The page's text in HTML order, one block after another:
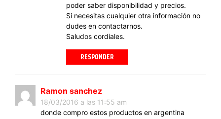
poder saber disponibilidad y precios.
Si necesitas cualquier otra información no
dudes en contactarnos.
Saludos cordiales.
RESPONDER
Ramon sanchez
18/03/2016 a las 11:55 am
donde compro estos productos en argentina